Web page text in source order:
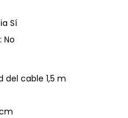
Sí
No
cable 1,5 m